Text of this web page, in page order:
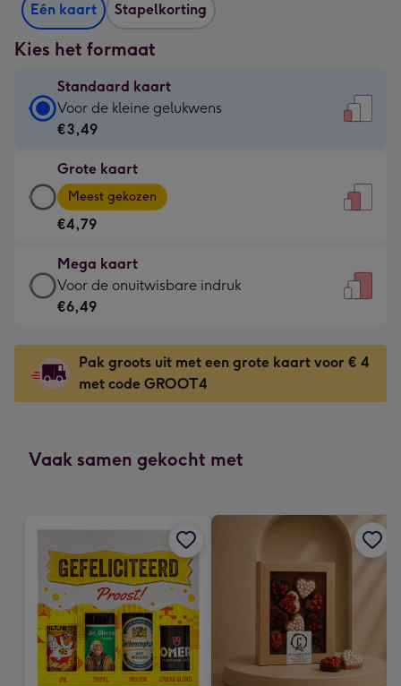
Eén kaart Stapelkorting
Kies het formaat
Standaard kaart
Standaard
kaart
€3,49
-
Voor
kleine
gelukwens
-
120
x
160
mm
Voor de kleine gelukwens
€3,49
Grote kaart
Grote
kaart
-
€4,79
-
Meest
gekozen
Dimensions:
167
x
Meest gekozen
€4,79
Mega kaart
Mega
kaart
€6,49
-
Voor
indruk
333
mm
Voor de onuitwisbare indruk
€6,49
Pak groots uit met een grote kaart voor € 4
met code GROOT4
Vaak samen gekocht met